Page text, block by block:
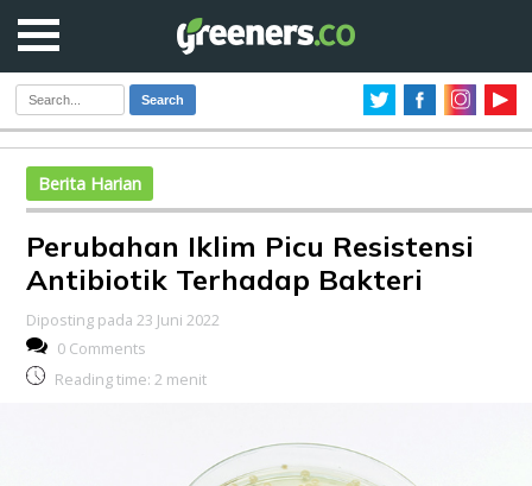
Search
Berita Harian
Perubahan Iklim Picu Resistensi
Antibiotik Terhadap Bakteri
Diposting pada 23 Juni 2022
0 Comments
Reading time: 2 menit